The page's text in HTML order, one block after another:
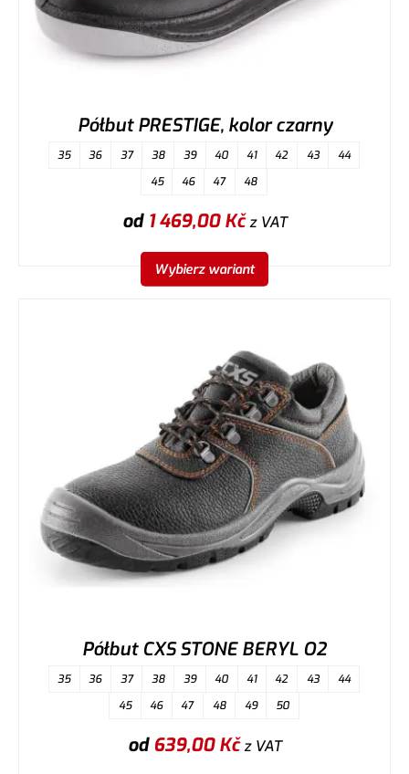
Półbut PRESTIGE, kolor czarny
35 36 37 38 39 40 41 42 43
44
45
46 47 48
od 1 469,00Kčz VAT
Wybierz wariant
Półbut CXS STONE BERYL O2
35 36 37 38 39 40 41 42 43
44
45
46 47 48 49 50
od639,00Kčz VAT